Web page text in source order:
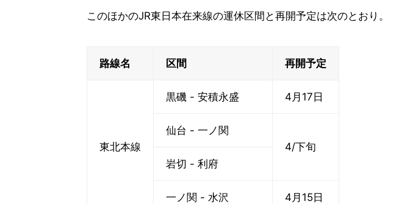
このほかのJR東日本在来線の運休区間と再開予定は次のとおり。
路線名 区間 再開予定
東北本線
黒磯 - 安積永盛 4月17日
仙台 - 一ノ関
4/下旬
岩切 - 利府
一ノ関 - 水沢 4月15日